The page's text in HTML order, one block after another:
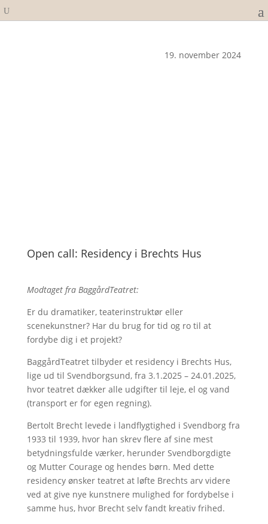
19. november 2024
Open call: Residency i Brechts Hus
Modtaget fra BaggårdTeatret:
Er du dramatiker, teaterinstruktør eller
scenekunstner? Har du brug for tid og ro til at
fordybe dig i et projekt?
BaggårdTeatret tilbyder et residency i Brechts Hus,
lige ud til Svendborgsund, fra 3.1.2025 – 24.01.2025,
hvor teatret dækker alle udgifter til leje, el og vand
(transport er for egen regning).
Bertolt Brecht levede i landflygtighed i Svendborg fra
1933 til 1939, hvor han skrev flere af sine mest
betydningsfulde værker, herunder Svendborgdigte
og Mutter Courage og hendes børn. Med dette
residency ønsker teatret at løfte Brechts arv videre
ved at give nye kunstnere mulighed for fordybelse i
samme hus, hvor Brecht selv fandt kreativ frihed.